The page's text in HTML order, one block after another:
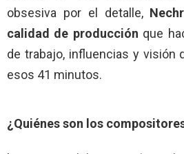
obsesiva por el detalle,
calidad de producción que
de trabajo, influencias y visión
esos 41 minutos.
¿Quiénes son los